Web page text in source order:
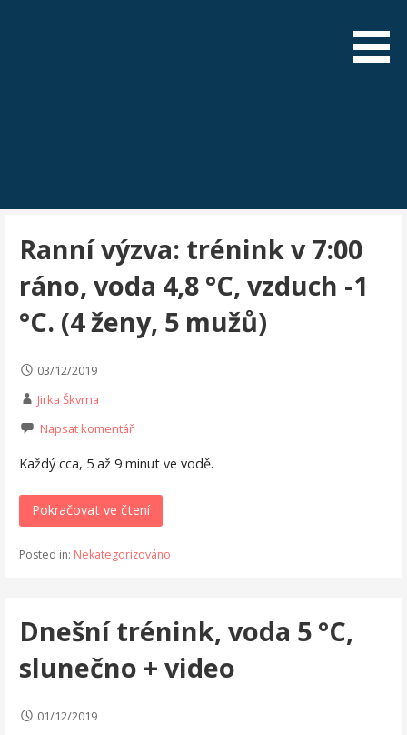
Ranní výzva: trénink v 7:00
ráno, voda 4,8 °C, vzduch -1
°C. (4 ženy, 5 mužů)
03/12/2019
Jirka Škvrna
Napsat komentář
Každý cca, 5 až 9 minut ve vodě.
Pokračovat ve čtení
Posted in: Nekategorizováno
Dnešní trénink, voda 5 °C,
slunečno + video
01/12/2019